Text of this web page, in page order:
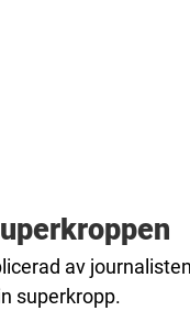
av journalisten
superkropp.